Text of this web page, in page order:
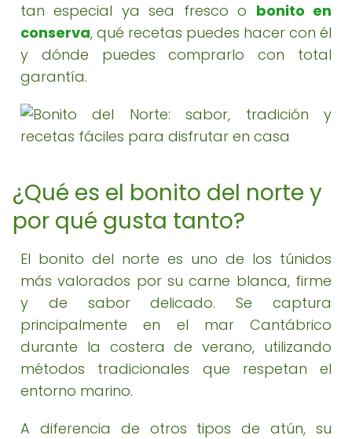
tan especial ya sea fresco o bonito en
conserva, qué recetas puedes hacer con él
y dónde puedes comprarlo con total
garantía.
¿Qué es el bonito del norte y
por qué gusta tanto?
El bonito del norte es uno de los túnidos
más valorados por su carne blanca, firme
y de sabor delicado. Se captura
principalmente en el mar Cantábrico
durante la costera de verano, utilizando
métodos tradicionales que respetan el
entorno marino.
A diferencia de otros tipos de atún, su